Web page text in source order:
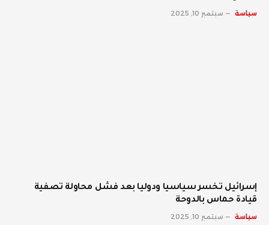
سياسة سبتمبر 10, 2025
إسرائيل تخسر سياسيا ودوليا بعد فشل محاولة تصفية
قيادة حماس بالدوحة
سياسة سبتمبر 10, 2025